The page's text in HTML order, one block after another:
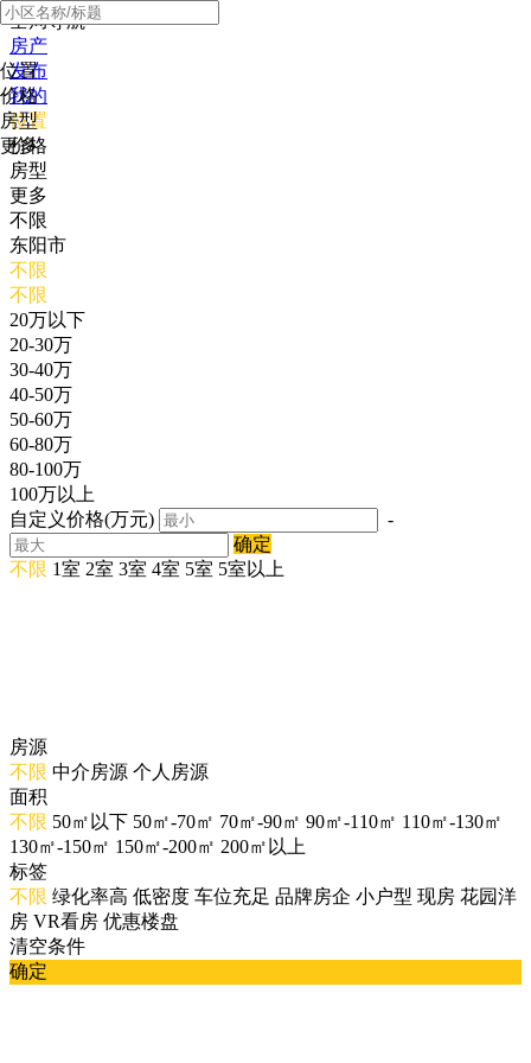
全局导航
房产
发布
我的
位置
价格
房型
更多
位置
价格
房型
更多
不限
东阳市
不限
不限
20万以下
20-30万
30-40万
40-50万
50-60万
60-80万
80-100万
100万以上
自定义价格(万元)
-
确定
不限 1室 2室 3室 4室 5室 5室以上
房源
不限 中介房源 个人房源
面积
不限 50㎡以下 50㎡-70㎡ 70㎡-90㎡ 90㎡-110㎡ 110㎡-130㎡
130㎡-150㎡ 150㎡-200㎡ 200㎡以上
标签
不限 绿化率高 低密度 车位充足 品牌房企 小户型 现房 花园洋
房 VR看房 优惠楼盘
清空条件
确定